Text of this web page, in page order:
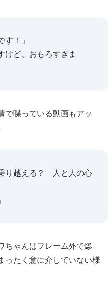
す！」
けど、おもろすぎま
で喋っている動画もアッ
り越える？ 人と人の心
ちゃんはフレーム外で爆
ったく意に介していない様